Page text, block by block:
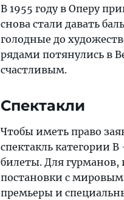
В 1955 году в Оперу
снова стали давать
голодные до
рядами потянулись в
счастливым.
Спектакли
Чтобы иметь право
спектакль категории
билеты. Для гурманов,
постановки с
премьеры и